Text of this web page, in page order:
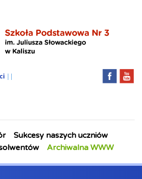
||
Sukcesy naszych uczniów
Archiwalna WWW